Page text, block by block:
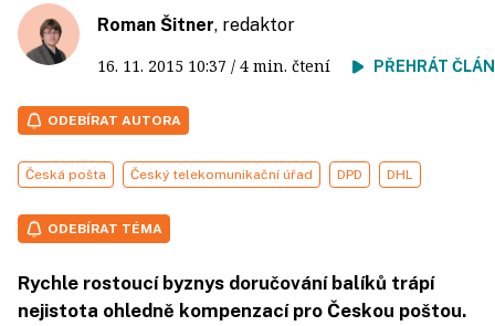
Roman Šitner, redaktor
16. 11. 2015 10:37 / 4 min. čtení PŘEHRÁT
ODEBÍRAT AUTORA
Česká pošta Český telekomunikační úřad DPD DHL
ODEBÍRAT TÉMA
Rychle rostoucí byznys doručování balíků trápí
nejistota ohledně kompenzací pro Českou poštou.